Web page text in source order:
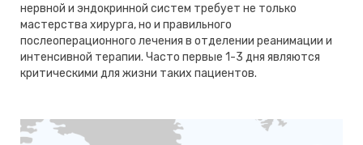
нервной и эндокринной систем требует не только
мастерства хирурга, но и правильного
послеоперационного лечения в отделении реанимации и
интенсивной терапии. Часто первые 1-3 дня являются
критическими для жизни таких пациентов.